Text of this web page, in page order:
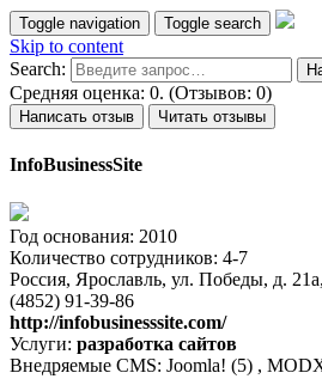
Toggle navigation Toggle search
Skip to content
Search:
Средняя оценка: 0. (Отзывов: 0)
Написать отзыв Читать отзывы
InfoBusinessSite
Год основания: 2010
Количество сотрудников: 4-7
Россия, Ярославль, ул. Победы, д.
(4852) 91-39-86
http://infobusinesssite.com/
Услуги: разработка сайтов
Внедряемые CMS: Joomla! (5) ,